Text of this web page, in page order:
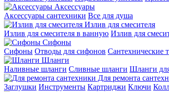
Аксессуары
Аксессуары сантехники Все для душа
Излив для смесителя
Излив для смесителя в ванную Излив для
Сифоны
Сифоны Отводы для сифонов Сантехнические
Шланги
Наливные шланги Сливные шланги Шланги
Для ремонта
Заглушки Инструменты Картриджи Ключи